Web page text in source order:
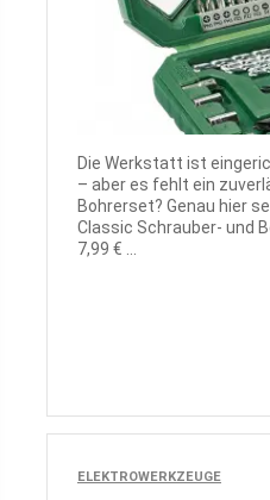
Die Werkstatt ist
– aber es fehlt ein
Bohrerset? Genau hier
Classic Schrauber- und
7,99 € ...
ELEKTROWERKZEUGE